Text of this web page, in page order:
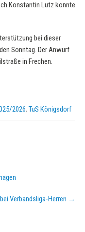
Konstantin Lutz konnte
bei dieser
Sonntag. Der Anwurf
in Frechen.
2026, TuS Königsdorf
Verbandsliga-Herren →